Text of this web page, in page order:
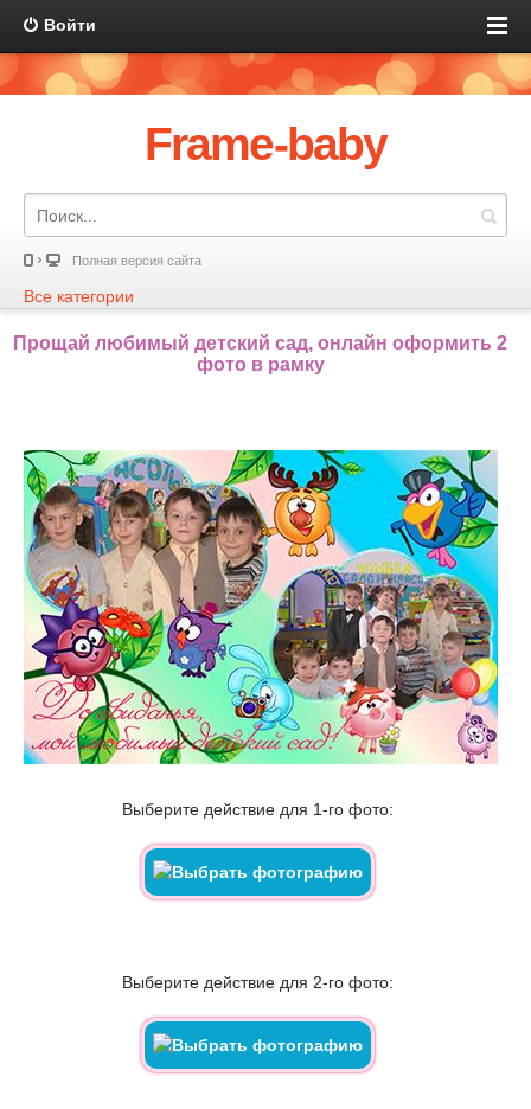
Войти
Frame-baby
Полная версия сайта
Все категории
Прощай любимый детский сад, онлайн оформить 2
фото в рамку
Выберите действие для 1-го фото:
Выберите действие для 2-го фото: